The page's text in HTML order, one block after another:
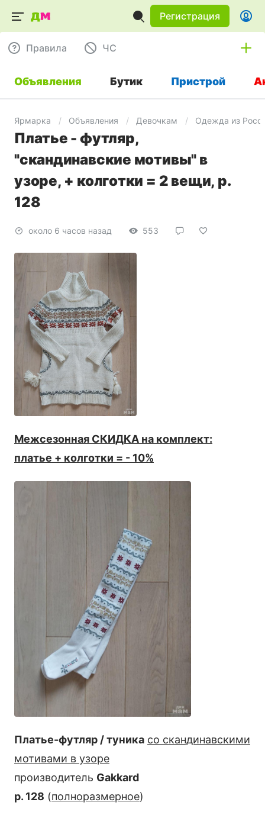
Регистрация
Правила ЧC
Объявления Бутик Пристрой
Ярмарка Объявления Девочкам Одежда из
Платье - футляр,
"скандинавские мотивы" в
узоре, + колготки = 2 вещи, р.
128
около 6 часов назад 553
Межсезонная СКИДКА на комплект:
платье + колготки = - 10%
Платье-футляр / туника со скандинавскими
мотивами в узоре
производитель Gakkard
р. 128 (полноразмерное)